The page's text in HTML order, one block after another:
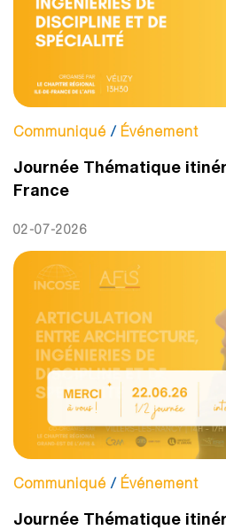
Communiqué / Événement
Journée Thématique
France
02-07-2026
Communiqué / Événement
Journée Thématique